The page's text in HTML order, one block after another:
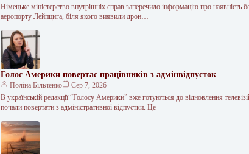
Німецьке міністерство внутрішніх справ заперечило інформацію про наявність
аеропорту Лейпцига, біля якого виявили дрон…
Голос Америки повертає працівників з адмінвідпусток
Поліна Більченко
Сер 7, 2026
В українській редакції “Голосу Америки” вже готуються до відновлення
почали повертати з адміністративної відпустки. Це